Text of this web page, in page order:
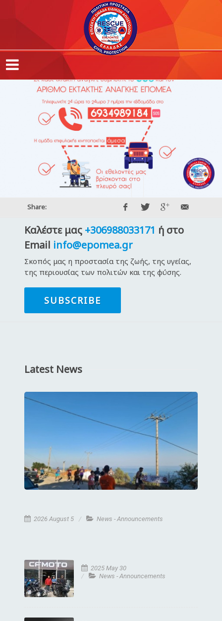
Share:
Καλέστε μας +306988033171 ή στο
Email info@epomea.gr
Σκοπός μας η προστασία της ζωής, της υγείας,
της περιουσίας των πολιτών και της φύσης.
SUBSCRIBE
Latest News
2026 August 5 News - Announcements
2025 May 30
News - Announcements